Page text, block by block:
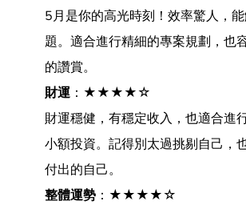
5月是你的高光時刻！效率驚人，
題。適合進行精細的專案規劃，也
的讚賞。
財運 ：★★★★☆
財運穩健，有穩定收入，也適合進
小額投資。記得別太過挑剔自己，
付出的自己。
整體運勢 ：★★★★☆